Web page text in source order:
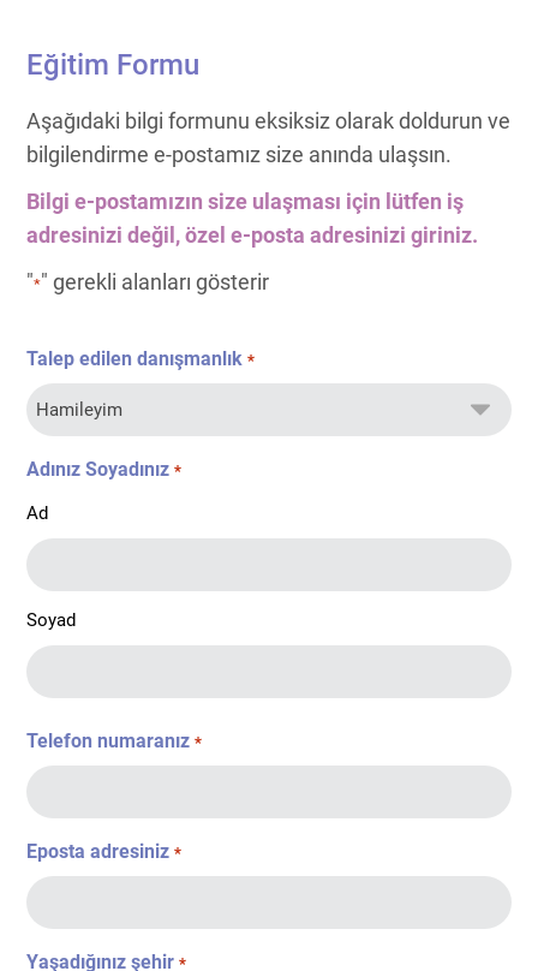
Eğitim Formu
Aşağıdaki bilgi formunu eksiksiz olarak doldurun ve
bilgilendirme e-postamız size anında ulaşsın.
Bilgi e-postamızın size ulaşması için lütfen iş
adresinizi değil, özel e-posta adresinizi giriniz.
"*" gerekli alanları gösterir
Talep edilen danışmanlık *
Adınız Soyadınız *
Ad
Soyad
Telefon numaranız *
Eposta adresiniz *
Yaşadığınız şehir *